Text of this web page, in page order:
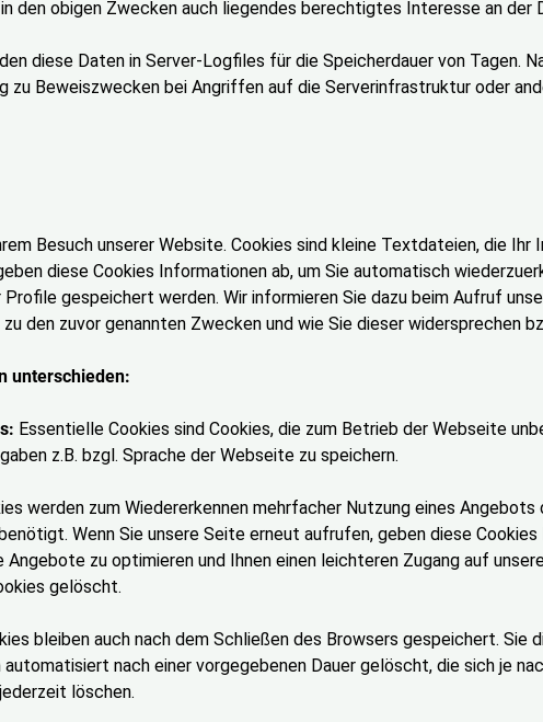
den obigen Zwecken auch liegendes berechtigtes Interesse an der
diese Daten in Server-Logfiles für die Speicherdauer von
zu Beweiszwecken bei Angriffen auf die Serverinfrastruktur oder
Besuch unserer Website. Cookies sind kleine Textdateien, die
diese Cookies Informationen ab, um Sie automatisch
gespeichert werden. Wir informieren Sie dazu beim Aufruf
den zuvor genannten Zwecken und wie Sie dieser widersprechen
unterschieden:
Essentielle Cookies sind Cookies, die zum Betrieb der Webseite
z.B. bzgl. Sprache der Webseite zu speichern.
werden zum Wiedererkennen mehrfacher Nutzung eines
Wenn Sie unsere Seite erneut aufrufen, geben diese
Angebote zu optimieren und Ihnen einen leichteren Zugang auf
gelöscht.
bleiben auch nach dem Schließen des Browsers gespeichert. Sie
nach einer vorgegebenen Dauer gelöscht, die sich je
löschen.